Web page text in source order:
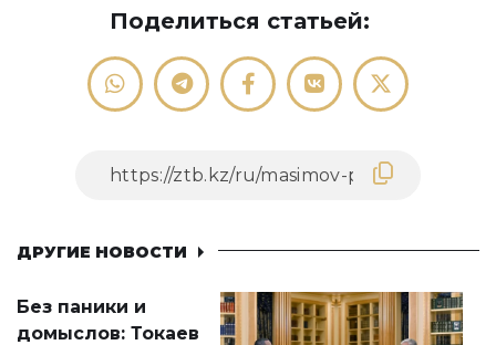
Поделиться статьей:
ДРУГИЕ НОВОСТИ
Без паники и
домыслов: Токаев